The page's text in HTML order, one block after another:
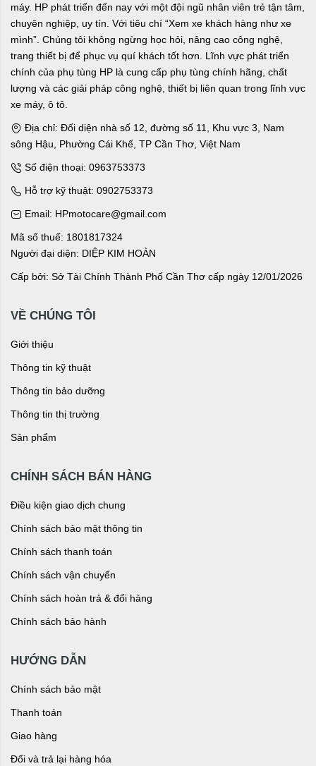
máy. HP phát triển đến nay với một đội ngũ nhân viên trẻ tận tâm,
chuyên nghiệp, uy tín. Với tiêu chí “Xem xe khách hàng như xe
mình”. Chúng tôi không ngừng học hỏi, nâng cao công nghệ,
trang thiết bị để phục vụ quí khách tốt hơn. Lĩnh vực phát triển
chính của phụ tùng HP là cung cấp phụ tùng chính hãng, chất
lượng và các giải pháp công nghệ, thiết bị liên quan trong lĩnh vực
xe máy, ô tô.
Địa chỉ: Đối diện nhà số 12, đường số 11, Khu vực 3, Nam
sông Hậu, Phường Cái Khế, TP Cần Thơ, Việt Nam
Số điện thoại: 0963753373
Hỗ trợ kỹ thuật: 0902753373
Email: HPmotocare@gmail.com
Mã số thuế: 1801817324
Người đại diện: DIỆP KIM HOÀN
Cấp bởi: Sở Tài Chính Thành Phố Cần Thơ cấp ngày 12/01/2026
VỀ CHÚNG TÔI
Giới thiệu
Thông tin kỹ thuật
Thông tin bảo dưỡng
Thông tin thị trường
Sản phẩm
CHÍNH SÁCH BÁN HÀNG
Điều kiện giao dịch chung
Chính sách bảo mật thông tin
Chính sách thanh toán
Chính sách vận chuyển
Chính sách hoàn trả & đổi hàng
Chính sách bảo hành
HƯỚNG DẪN
Chính sách bảo mật
Thanh toán
Giao hàng
Đổi và trả lại hàng hóa